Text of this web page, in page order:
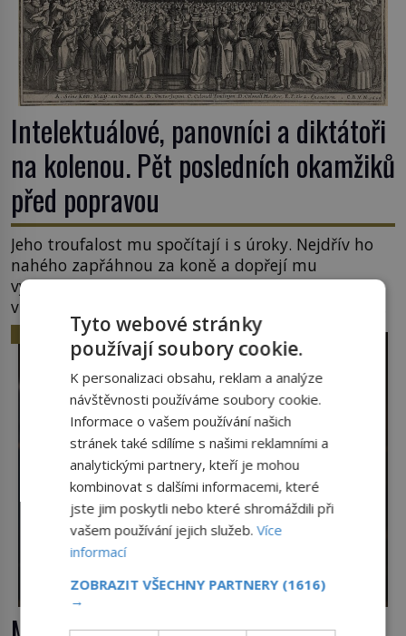
Intelektuálové, panovníci a diktátoři
na kolenou. Pět posledních okamžiků
před popravou
Jeho troufalost mu spočítají i s úroky. Nejdřív ho
nahého zapřáhnou za koně a dopřejí mu
vyhlídkovou trasu kolem Londýna. Když ho pak
věší, myslí si, že útrapy skončily. Těsně předtím,
než ztratí vědomí ho odříznou a začnou jeho tělo
zbavovat orgánů. Chvíli ještě vnímá, pak ho
vysvobodí bezvědomí a smrt. Do posledního
doušku Kdo: Sokrates […]
HISTORIETyto webové stránky
používají soubory cookie.
K personalizaci obsahu, reklam a analýze
návštěvnosti používáme soubory cookie.
Informace o vašem používání našich
stránek také sdílíme s našimi reklamními a
analytickými partnery, kteří je mohou
kombinovat s dalšími informacemi, které
jste jim poskytli nebo které shromáždili při
vašem používání jejich služeb.Více
informací
ZOBRAZIT VŠECHNY PARTNERY (1616)
→